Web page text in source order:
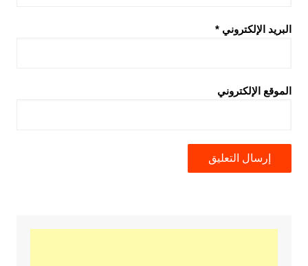
البريد الإلكتروني *
الموقع الإلكتروني